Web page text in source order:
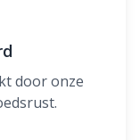
door onze